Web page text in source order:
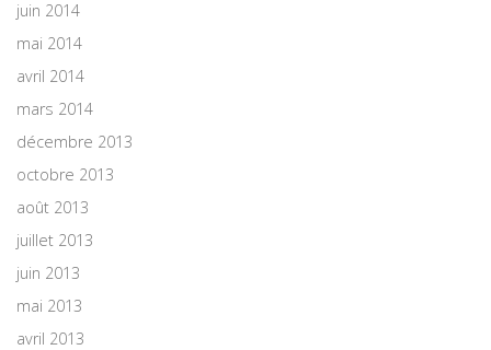
juin 2014
mai 2014
avril 2014
mars 2014
décembre 2013
octobre 2013
août 2013
juillet 2013
juin 2013
mai 2013
avril 2013